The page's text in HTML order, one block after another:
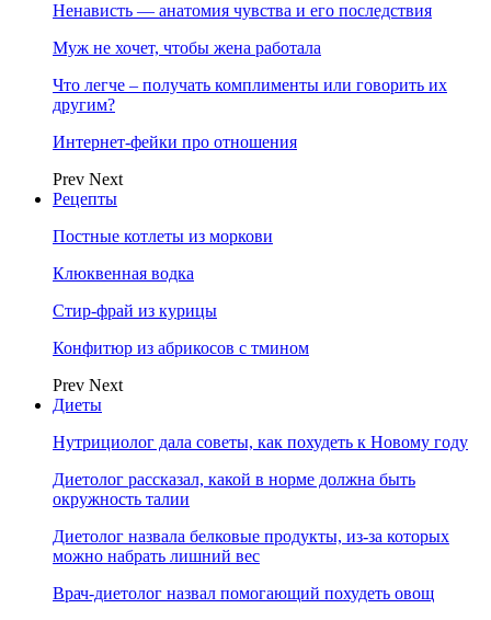
Ненависть — анатомия чувства и его последствия
Муж не хочет, чтобы жена работала
Что легче – получать комплименты или говорить их
другим?
Интернет-фейки про отношения
Prev Next
Рецепты
Постные котлеты из моркови
Клюквенная водка
Стир-фрай из курицы
Конфитюр из абрикосов с тмином
Prev Next
Диеты
Нутрициолог дала советы, как похудеть к Новому году
Диетолог рассказал, какой в норме должна быть
окружность талии
Диетолог назвала белковые продукты, из-за которых
можно набрать лишний вес
Врач-диетолог назвал помогающий похудеть овощ